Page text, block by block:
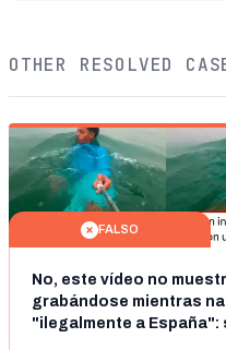
OTHER RESOLVED
FALSO
No, este vídeo no
grabándose mientras
"ilegalmente a España":